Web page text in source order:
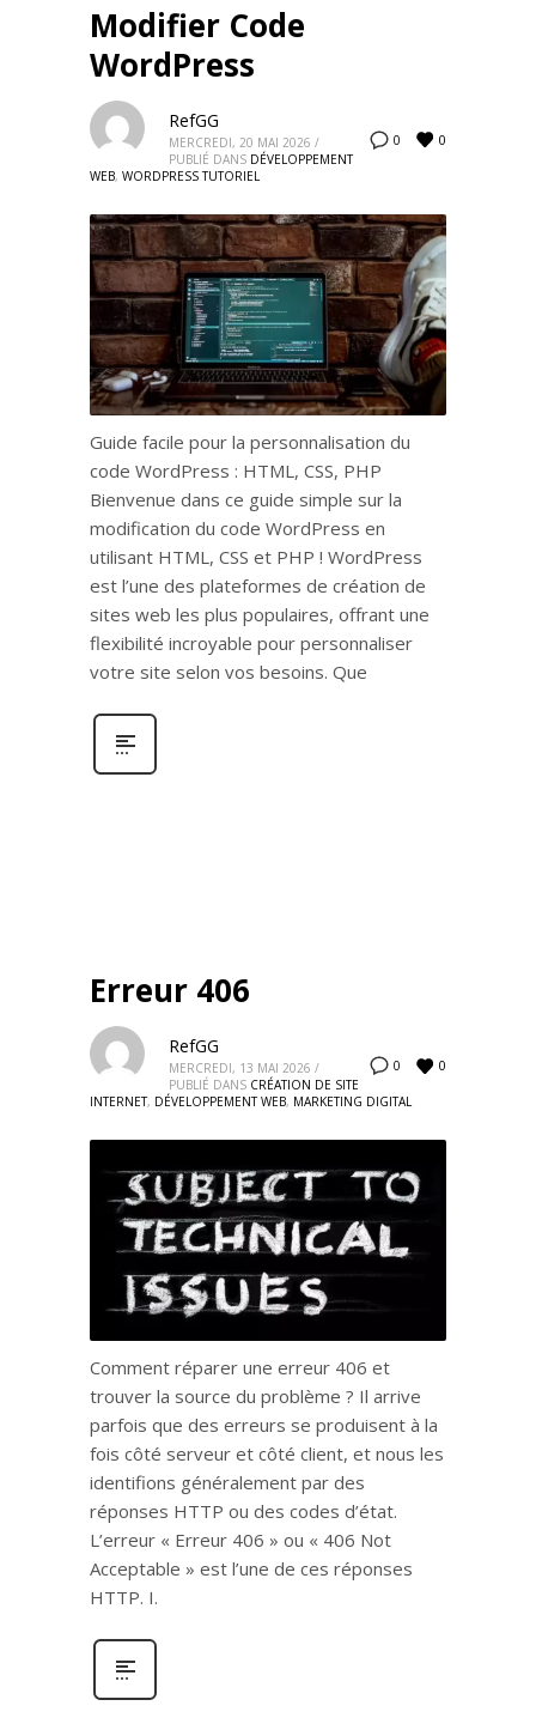
Modifier Code
WordPress
0 0
RefGG
MERCREDI, 20 MAI 2026 /
PUBLIÉ DANS DÉVELOPPEMENT
WEB, WORDPRESS TUTORIEL
Guide facile pour la personnalisation du
code WordPress : HTML, CSS, PHP
Bienvenue dans ce guide simple sur la
modification du code WordPress en
utilisant HTML, CSS et PHP ! WordPress
est l’une des plateformes de création de
sites web les plus populaires, offrant une
flexibilité incroyable pour personnaliser
votre site selon vos besoins. Que
Erreur 406
0 0
RefGG
MERCREDI, 13 MAI 2026 /
PUBLIÉ DANS CRÉATION DE SITE
INTERNET, DÉVELOPPEMENT WEB, MARKETING DIGITAL
Comment réparer une erreur 406 et
trouver la source du problème ? Il arrive
parfois que des erreurs se produisent à la
fois côté serveur et côté client, et nous les
identifions généralement par des
réponses HTTP ou des codes d’état.
L’erreur « Erreur 406 » ou « 406 Not
Acceptable » est l’une de ces réponses
HTTP. I.